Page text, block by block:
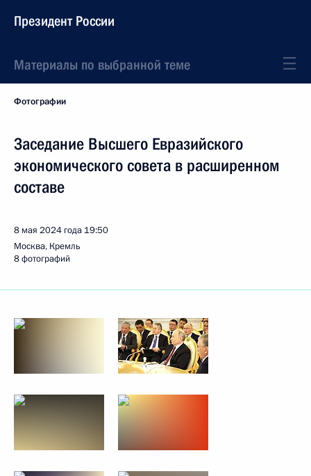
Президент России
Материалы по выбранной теме
Фотографии
Заседание Высшего Евразийского
экономического совета в расширенном
составе
8 мая 2024 года 19:50
Москва, Кремль
8 фотографий